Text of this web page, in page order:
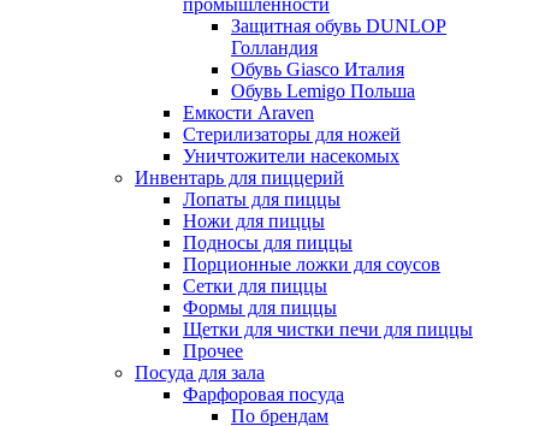
Защитная обувь DUNLOP
Голландия
Обувь Giasco Италия
Обувь Lemigo Польша
Емкости Araven
Стерилизаторы для ножей
Уничтожители насекомых
Инвентарь для пиццерий
Лопаты для пиццы
Ножи для пиццы
Подносы для пиццы
Порционные ложки для соусов
Сетки для пиццы
Формы для пиццы
Щетки для чистки печи для пиццы
Прочее
Посуда для зала
Фарфоровая посуда
По брендам